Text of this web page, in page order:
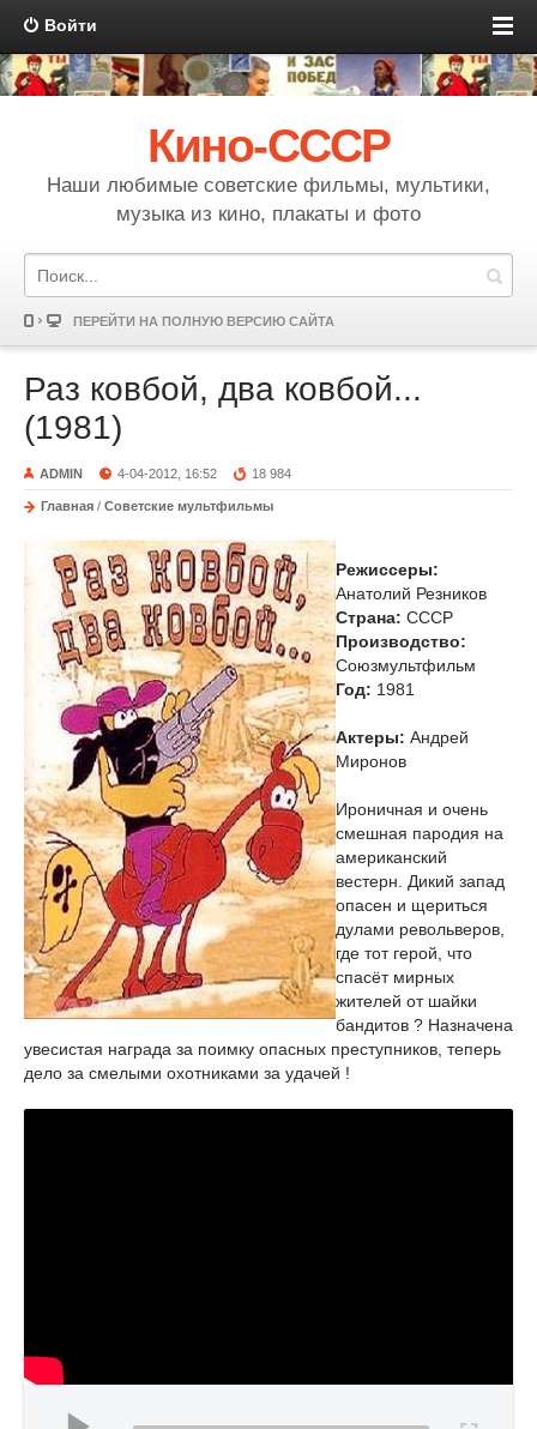
Войти
Кино-СССР
Наши любимые советские фильмы, мультики,
музыка из кино, плакаты и фото
ПЕРЕЙТИ НА ПОЛНУЮ ВЕРСИЮ САЙТА
Раз ковбой, два ковбой...
(1981)
ADMIN 4-04-2012, 16:52 18 984
Главная / Советские мультфильмы
Режиссеры:
Анатолий Резников
Страна: СССР
Производство:
Союзмультфильм
Год: 1981
Актеры: Андрей
Миронов
Ироничная и очень
смешная пародия на
американский
вестерн. Дикий запад
опасен и щериться
дулами револьверов,
где тот герой, что
спасёт мирных
жителей от шайки
бандитов ? Назначена
увесистая награда за поимку опасных преступников, теперь
дело за смелыми охотниками за удачей !